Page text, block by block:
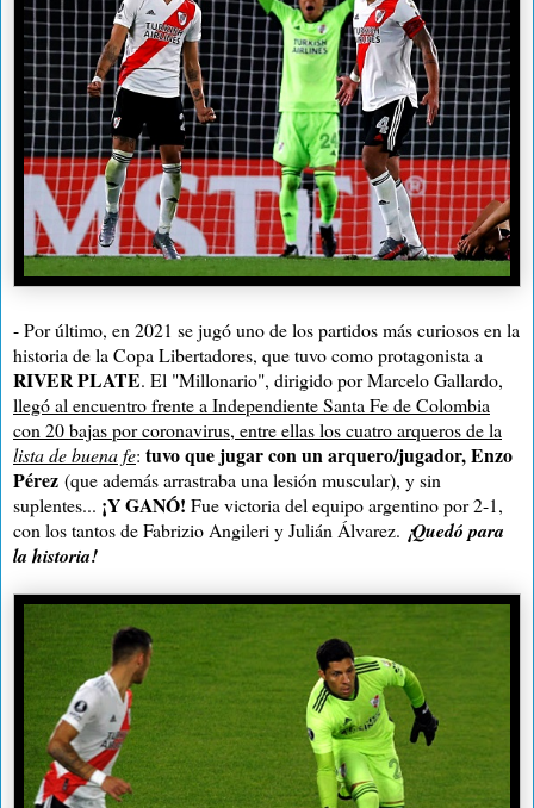
- Por último, en 2021 se jugó uno de los partidos más curiosos en la
historia de la Copa Libertadores, que tuvo como protagonista a
RIVER PLATE. El "Millonario", dirigido por Marcelo Gallardo,
llegó al encuentro frente a Independiente Santa Fe de Colombia
con 20 bajas por coronavirus, entre ellas los cuatro arqueros de la
lista de buena fe: tuvo que jugar con un arquero/jugador, Enzo
Pérez (que además arrastraba una lesión muscular), y sin
suplentes... ¡Y GANÓ! Fue victoria del equipo argentino por 2-1,
con los tantos de Fabrizio Angileri y Julián Álvarez. ¡Quedó para
la historia!